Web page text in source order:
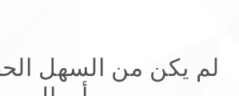
لم يكن من السهل